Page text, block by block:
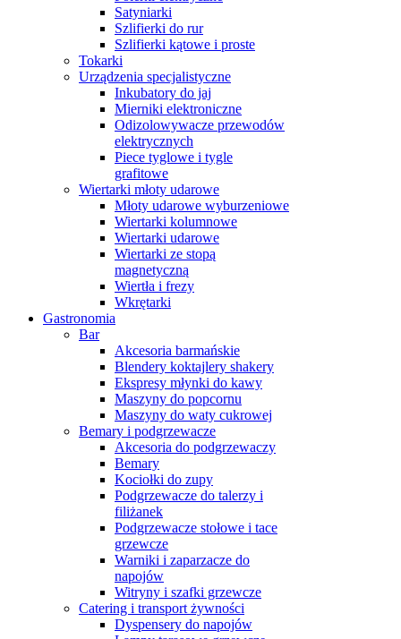
Satyniarki
Szlifierki do rur
Szlifierki kątowe i proste
Tokarki
Urządzenia specjalistyczne
Inkubatory do jaj
Mierniki elektroniczne
Odizolowywacze przewodów
elektrycznych
Piece tyglowe i tygle
grafitowe
Wiertarki młoty udarowe
Młoty udarowe wyburzeniowe
Wiertarki kolumnowe
Wiertarki udarowe
Wiertarki ze stopą
magnetyczną
Wiertła i frezy
Wkrętarki
Gastronomia
Bar
Akcesoria barmańskie
Blendery koktajlery shakery
Ekspresy młynki do kawy
Maszyny do popcornu
Maszyny do waty cukrowej
Bemary i podgrzewacze
Akcesoria do podgrzewaczy
Bemary
Kociołki do zupy
Podgrzewacze do talerzy i
filiżanek
Podgrzewacze stołowe i tace
grzewcze
Warniki i zaparzacze do
napojów
Witryny i szafki grzewcze
Catering i transport żywności
Dyspensery do napojów